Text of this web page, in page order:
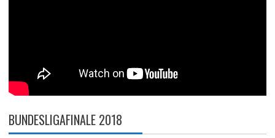
BUNDESLIGAFINALE 2018